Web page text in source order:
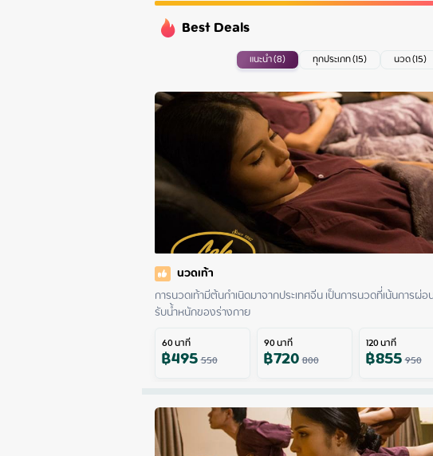
Best Deals
แนะนำ (8) ทุกประเภท (15) นวด (15)
นวดเท้า
การนวดเท้ามีต้นกำเนิดมาจากประเทศจีน เป็นการนวดที่เน้นการผ่
รับน้ำหนักของร่างกาย
60นาที
฿495550
90นาที
฿720800
120นาที
฿855950